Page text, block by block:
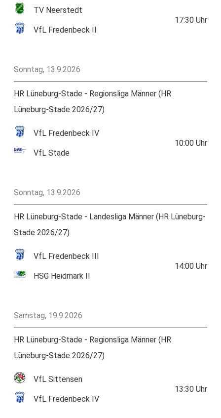
TV Neerstedt
VfL Fredenbeck II
17:30 Uhr
Sonntag, 13.9.2026
HR Lüneburg-Stade - Regionsliga Männer (HR
Lüneburg-Stade 2026/27)
VfL Fredenbeck IV
VfL Stade
10:00 Uhr
Sonntag, 13.9.2026
HR Lüneburg-Stade - Landesliga Männer (HR Lüneburg-
Stade 2026/27)
VfL Fredenbeck III
HSG Heidmark II
14:00 Uhr
Samstag, 19.9.2026
HR Lüneburg-Stade - Regionsliga Männer (HR
Lüneburg-Stade 2026/27)
VfL Sittensen
VfL Fredenbeck IV
13:30 Uhr